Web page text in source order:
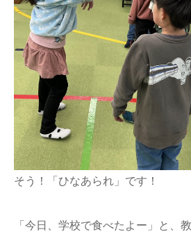
そう！「ひなあられ」です！
「今日、学校で食べたよー」と、